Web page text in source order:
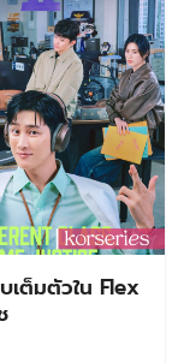
เต็มตัวใน Flex